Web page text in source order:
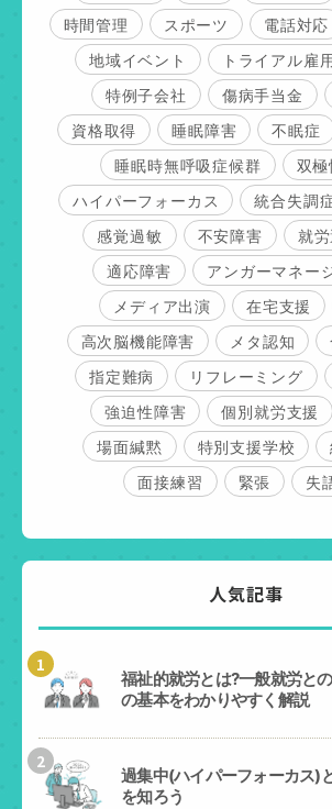
時間管理
スポーツ 電話対応
地域イベント
トライアル雇
特例子会社
傷病手当金
資格取得
睡眠障害 不眠症
睡眠時無呼吸症候群
双
ハイパーフォーカス
統合失調
感覚過敏
不安障害
就
適応障害
アンガーマネー
メディア出演
在宅支援
高次脳機能障害
メタ認知
指定難病
リフレーミング
強迫性障害
個別就労支援
場面緘黙
特別支援学校
面接練習
緊張 失
人気記事
1
福祉的就労とは?一般就労と
の基本をわかりやすく解説
2
過集中(ハイパーフォーカス)
を知ろう